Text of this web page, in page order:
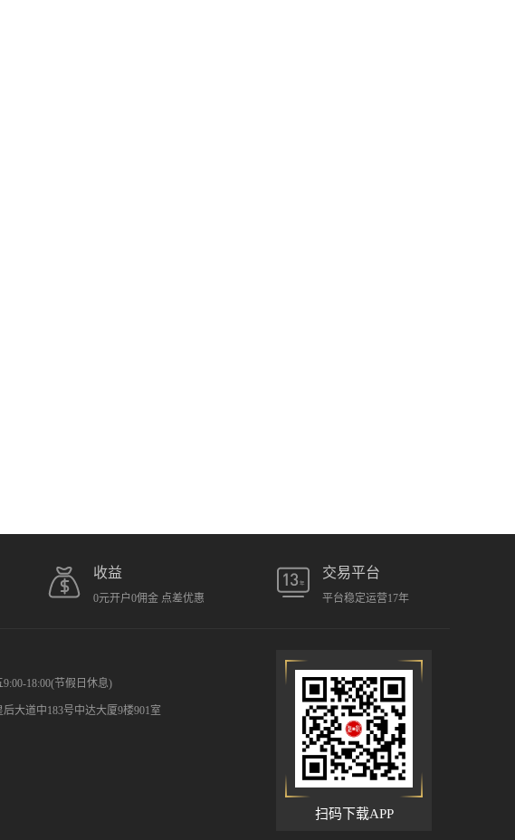
收益
0元开户0佣金 点差优惠
交易平台
平台稳定运营17年
18:00(节假日休息)
大道中183号中达大厦9楼901室
扫码下载APP